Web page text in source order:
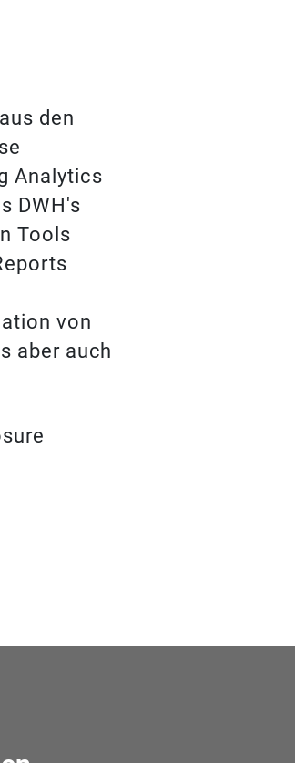
den
Analytics
DWH's
Tools
von
aber auch